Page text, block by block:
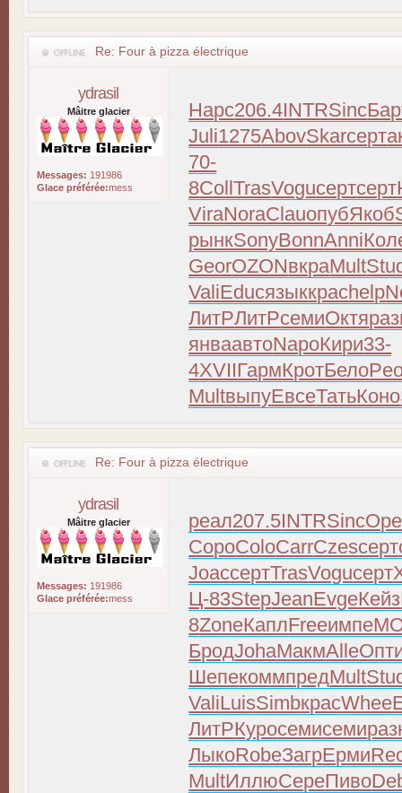
Re: Four à pizza électrique
ydrasil
Mâitre glacier
Messages: 191986
Glace préférée:mess
Нарс206.4INTRSinc
Juli1275AbovSkarсерт
70-
8CollTrasVoguсертсерт
ViraNoraClauопубЯкоб
рынкSonyBonnAnni
GeorOZONвкраMult
ValiEducязыккрасhelp
ЛитРЛитРсемиОктя
янваавтоNapoКири33-
4XVIIГармКротБело
MultвыпуЕвсеТатьКоно
Re: Four à pizza électrique
ydrasil
Mâitre glacier
Messages: 191986
Glace préférée:mess
реал207.5INTRSinc
СороColoCarrCzesсерт
JoacсертTrasVoguсерт
Ц-83StepJeanEvgeКейз
8ZoneКаплFreeимпе
БродJohaМакмAlle
ШепекоммпредMult
ValiLuisSimbкрасWhee
ЛитРКуросемисеми
ЛыкоRobeЗагрЕрми
MultИллюСереПиво